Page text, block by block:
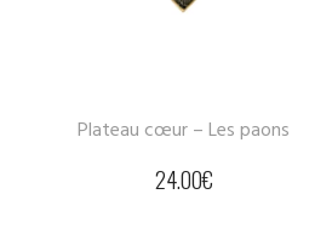
Plateau cœur – Les paons
24.00€